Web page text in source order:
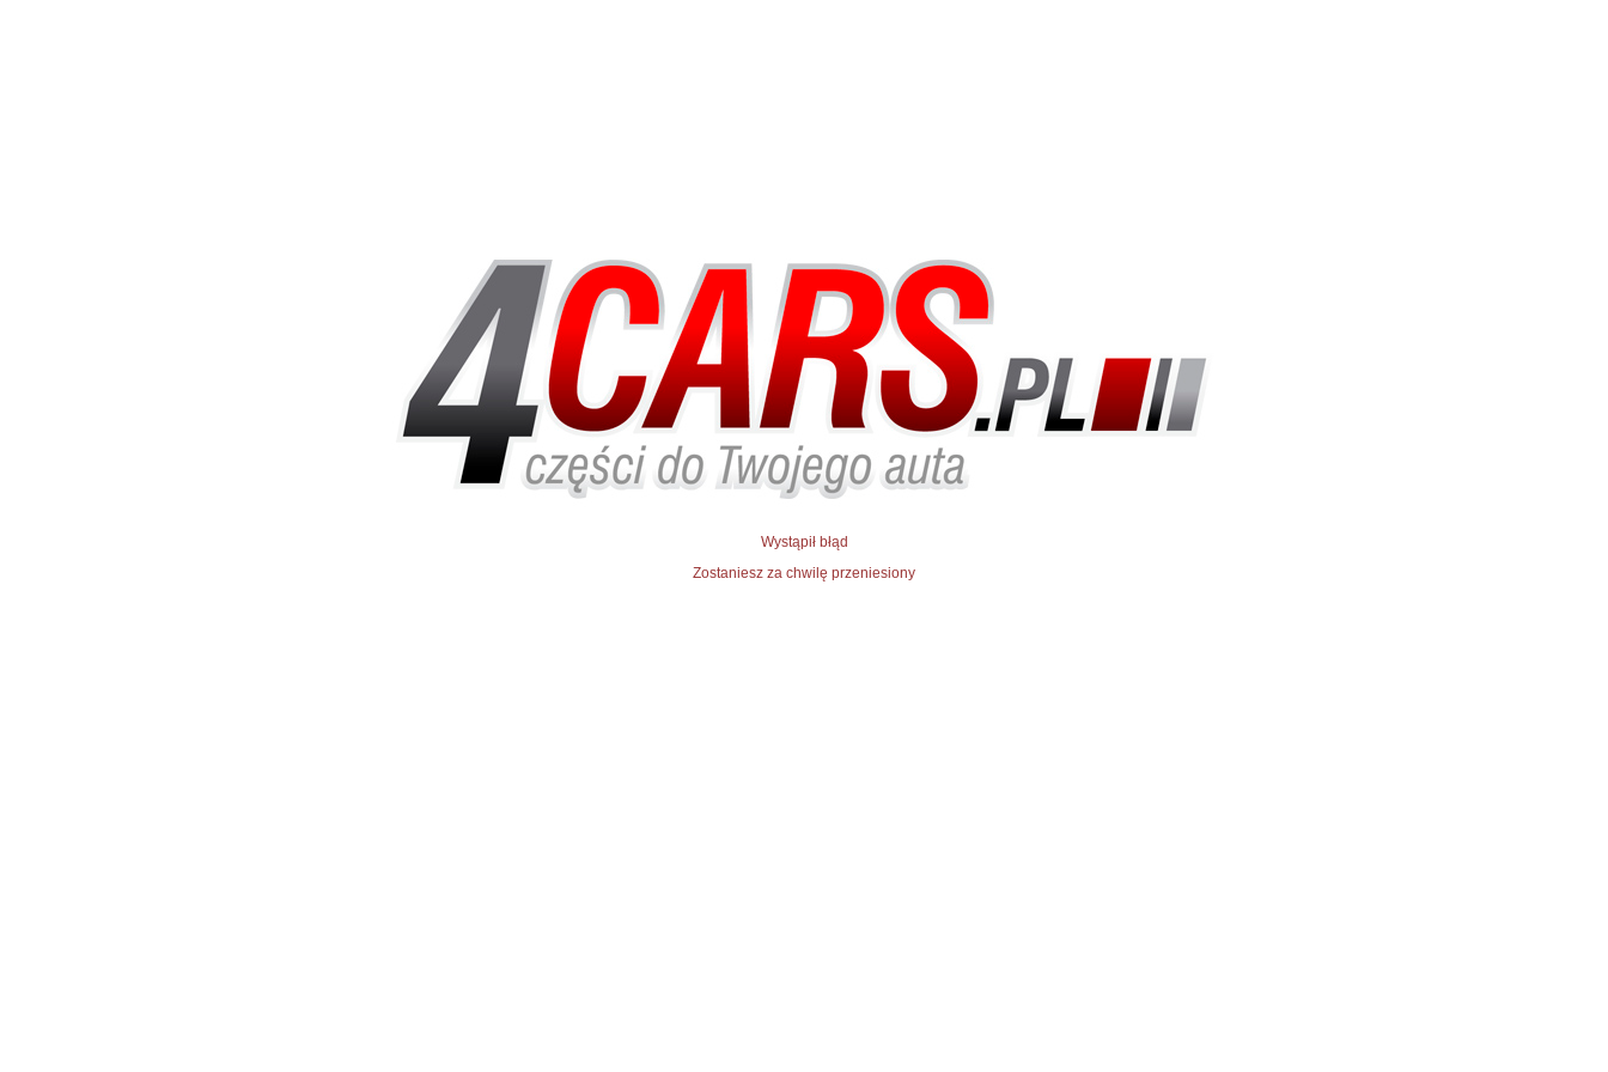
Wystąpił błąd
Zostaniesz za chwilę przeniesiony